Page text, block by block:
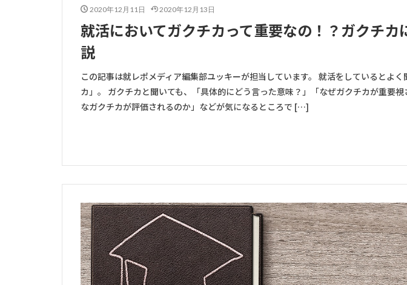
2020年12月11日 2020年12月13日
就活においてガクチカって重要なの！？ガクチカ
説
この記事は就レポメディア編集部ユッキーが担当しています。 就活をしているとよ
カ」。 ガクチカと聞いても、「具体的にどう言った意味？」「なぜガクチカが重要
なガクチカが評価されるのか」などが気になるところで […]